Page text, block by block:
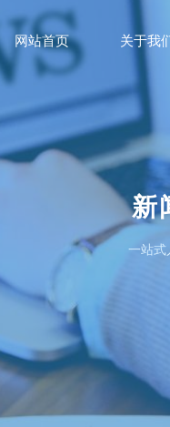
新
一站式
网站首页 关于我